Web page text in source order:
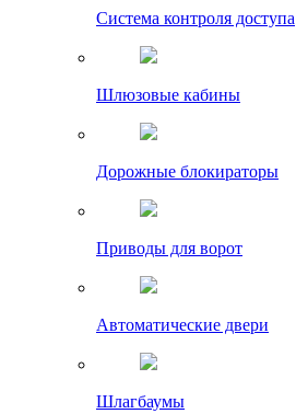
Система контроля доступа
Шлюзовые кабины
Дорожные блокираторы
Приводы для ворот
Автоматические двери
Шлагбаумы